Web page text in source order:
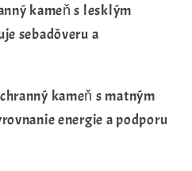
kameň s lesklým
sebadôveru a
kameň s matným
energie a podporu